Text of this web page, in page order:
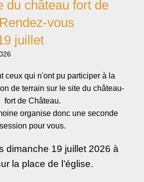
du château fort de
vous
juillet
ceux qui n'ont pu participer à la
de terrain sur le site du château-
fort de Château.
organise donc une seconde
session pour vous.
dimanche 19 juillet 2026 à
la place de l’église.